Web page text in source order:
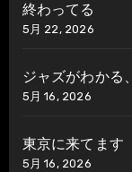
終わってる
5月 22, 2026
ジャズがわかる
5月 16, 2026
東京に来てます
5月 16, 2026